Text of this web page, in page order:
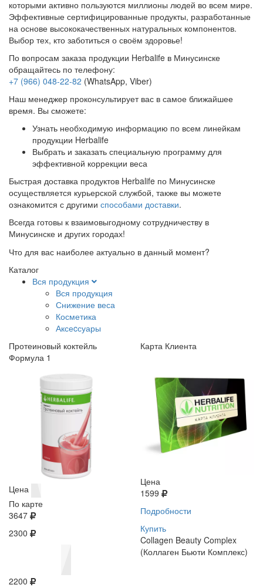
которыми активно пользуются миллионы людей во всем мире.
Эффективные сертифицированные продукты, разработанные
на основе высококачественных натуральных компонентов.
Выбор тех, кто заботиться о своём здоровье!
По вопросам заказа продукции Herbalife в Минусинске
обращайтесь по телефону:
+7 (966) 048-22-82 (WhatsApp, Viber)
Наш менеджер проконсультирует вас в самое ближайшее
время. Вы сможете:
Узнать необходимую информацию по всем линейкам
продукции Herbalife
Выбрать и заказать специальную программу для
эффективной коррекции веса
Быстрая доставка продуктов Herbalife по Минусинске
осуществляется курьерской службой, также вы можете
ознакомится с другими способами доставки.
Всегда готовы к взаимовыгодному сотрудничеству в
Минусинске и других городах!
Что для вас наиболее актуально в данный момент?
Каталог
Вся продукция
Вся продукция
Снижение веса
Косметика
Аксеcсуары
Протеиновый коктейль
Формула 1
Цена
По карте
3647
2300
2200
Карта Клиента
Цена
1599
Подробности
Купить
Collagen Beauty Complex
(Коллаген Бьюти Комплекс)